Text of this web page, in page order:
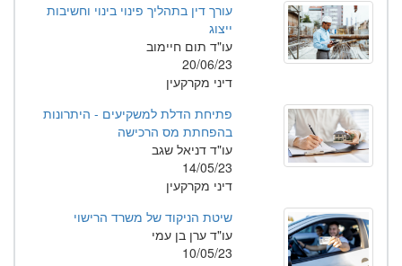
עורך דין בתהליך פינוי בינוי וחשיבות
ייצוג
עו"ד תום חיימוב
20/06/23
דיני מקרקעין
פתיחת הדלת למשקיעים - היתרונות
בהפחתת מס הרכישה
עו"ד דניאל שגב
14/05/23
דיני מקרקעין
שיטת הניקוד של משרד הרישוי
עו"ד ערן בן עמי
10/05/23